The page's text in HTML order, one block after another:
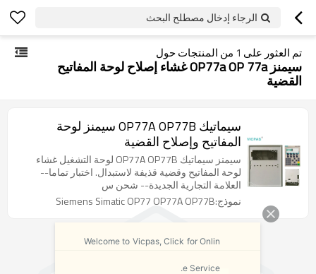
الرجاء إدخال مصطلح البحث
تم العثور على 1 من المنتجات حول
سيمنز OP77a OP 77a غشاء إصلاح لوحة المفاتيح
القضية
سيماتيك OP77A OP77B سيمنز لوحة
المفاتيح وإصلاح القضية
سيمنز سيماتيك OP77A OP77B لوحة التشغيل غشاء
لوحة المفاتيح وقضية قذيفة لاستبدال. اختبار تماما--
العلامة التجارية الجديدة-- شحن س
نموذج:Siemens Simatic OP77 OP77A OP77B
Welcome to Vicpas, Click for Onlin
e Service.